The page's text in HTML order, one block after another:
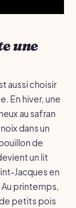
une
aussi choisir
En hiver, une
au safran
dans un
de
un lit
Jacques en
printemps,
petits pois